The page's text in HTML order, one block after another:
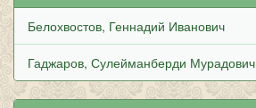
Белохвостов, Геннадий Иванович
Гаджаров, Сулейманберди Мурадович